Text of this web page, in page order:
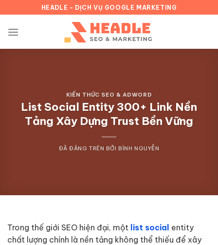
đến
nội
HEADLE - DỊCH VỤ GOOGLE MARKETING
KIẾN THỨC SEO & ADWORD
List Social Entity 300+ Link Nền
Tảng Xây Dựng Trust Bền Vững
ĐÃ ĐĂNG TRÊN BỞIBÌNH NGUYỄN
Trong thế giới SEO hiện đại, một list social entity
chất lượng chính là nền tảng không thể thiếu để xây